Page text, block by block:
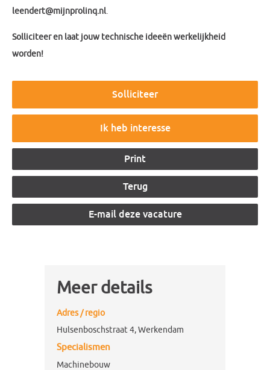
leendert@mijnprolinq.nl.
Solliciteer en laat jouw technische ideeën werkelijkheid
worden!
Ik heb interesse
Meer details
Adres / regio
Hulsenboschstraat 4,Werkendam
Specialismen
Machinebouw